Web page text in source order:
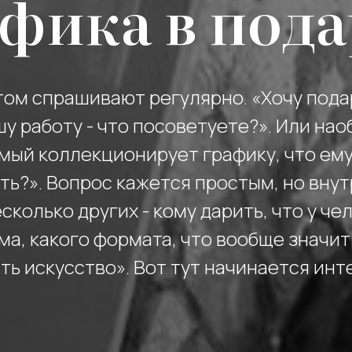
в
спрашивают регулярно. «Хочу
работу - что посоветуете?». Или
коллекционирует графику, что
Вопрос кажется простым, но
других - кому дарить, что у
какого формата, что вообще
искусство». Вот тут начинается